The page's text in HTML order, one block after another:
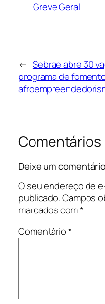
Greve Geral
← Sebrae abre 30
programa de
Comentários
Deixe um comentário
O seu endereço de
publicado.Campos
marcados com*
Comentário*